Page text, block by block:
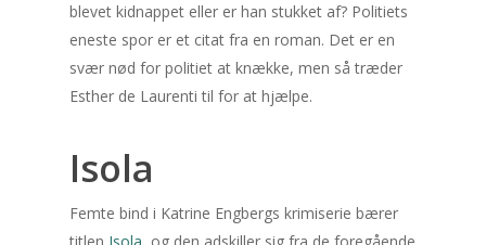
blevet kidnappet eller er han stukket af? Politiets
eneste spor er et citat fra en roman. Det er en
svær nød for politiet at knække, men så træder
Esther de Laurenti til for at hjælpe.
Isola
Femte bind i Katrine Engbergs krimiserie bærer
Når bilen lader, åbner bogen
Sådan finder du læsero i den
elektriske hverdag
Når gryden næsten passer
får du betalt – og bevarer